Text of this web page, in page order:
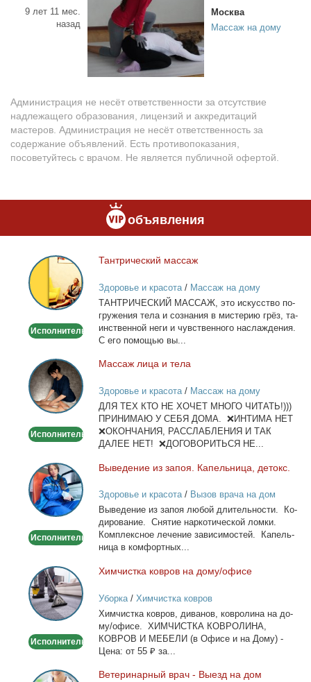
9 лет 11 мес.
назад
Москва
Массаж на дому
Администрация не несёт ответственности за отсутствие
надлежащего образования, лицензий и аккредитаций
мастеров. Администрация не несёт ответственность за
содержание объявлений. Есть противопоказания,
посоветуйтесь с врачом. Не является публичной офертой.
объявления
Тантрический
массаж
Исполнитель
Тан­три­че­ский мас­саж
Здоровье и красота/ Массаж на дому
ТАНТРИЧЕСКИЙ МАССАЖ, это ис­кус­ство по­
гру­же­ния те­ла и со­зна­ния в ми­сте­рию грёз, та­
ин­ствен­ной неги и чув­ствен­но­го на­сла­жде­ния.
С его по­мо­щью вы...
Массаж
лица
и
тела
Исполнитель
Мас­саж ли­ца и те­ла
Здоровье и красота/ Массаж на дому
ДЛЯ ТЕХ КТО НЕ ХОЧЕТ МНОГО ЧИТАТЬ!)))
ПРИНИМАЮ У СЕБЯ ДОМА. ❌ИНТИМА НЕТ
❌ОКОНЧАНИЯ, РАССЛАБЛЕНИЯ И ТАК
ДАЛЕЕ НЕТ! ❌ДОГОВОРИТЬСЯ НЕ...
Выведение
из
запоя.
Капельница,
Исполнитель
Вы­ве­де­ние из за­поя. Ка­пель­ни­ца, де­токс.
Здоровье и красота/ Вызов врача на дом
Вы­ве­де­ние из за­поя лю­бой дли­тель­но­сти. Ко­
ди­ро­ва­ние. Сня­тие нар­ко­ти­че­ской лом­ки.
Ком­плекс­ное ле­че­ние за­ви­си­мо­стей. Ка­пель­
ни­ца в ком­форт­ных...
Химчистка
ковров
на
дому/
Исполнитель
Хим­чист­ка ков­ров на до­му/офи­се
Уборка/ Химчистка ковров
Хим­чист­ка ков­ров, ди­ва­нов, ков­ро­ли­на на до­
му/офи­се. ХИМЧИСТКА КОВРОЛИНА,
КОВРОВ И МЕБЕЛИ (в Офи­се и на До­му) -
Це­на: от 55 ₽ за...
Ветеринарный
Ве­те­ри­нар­ный врач - Вы­езд на дом